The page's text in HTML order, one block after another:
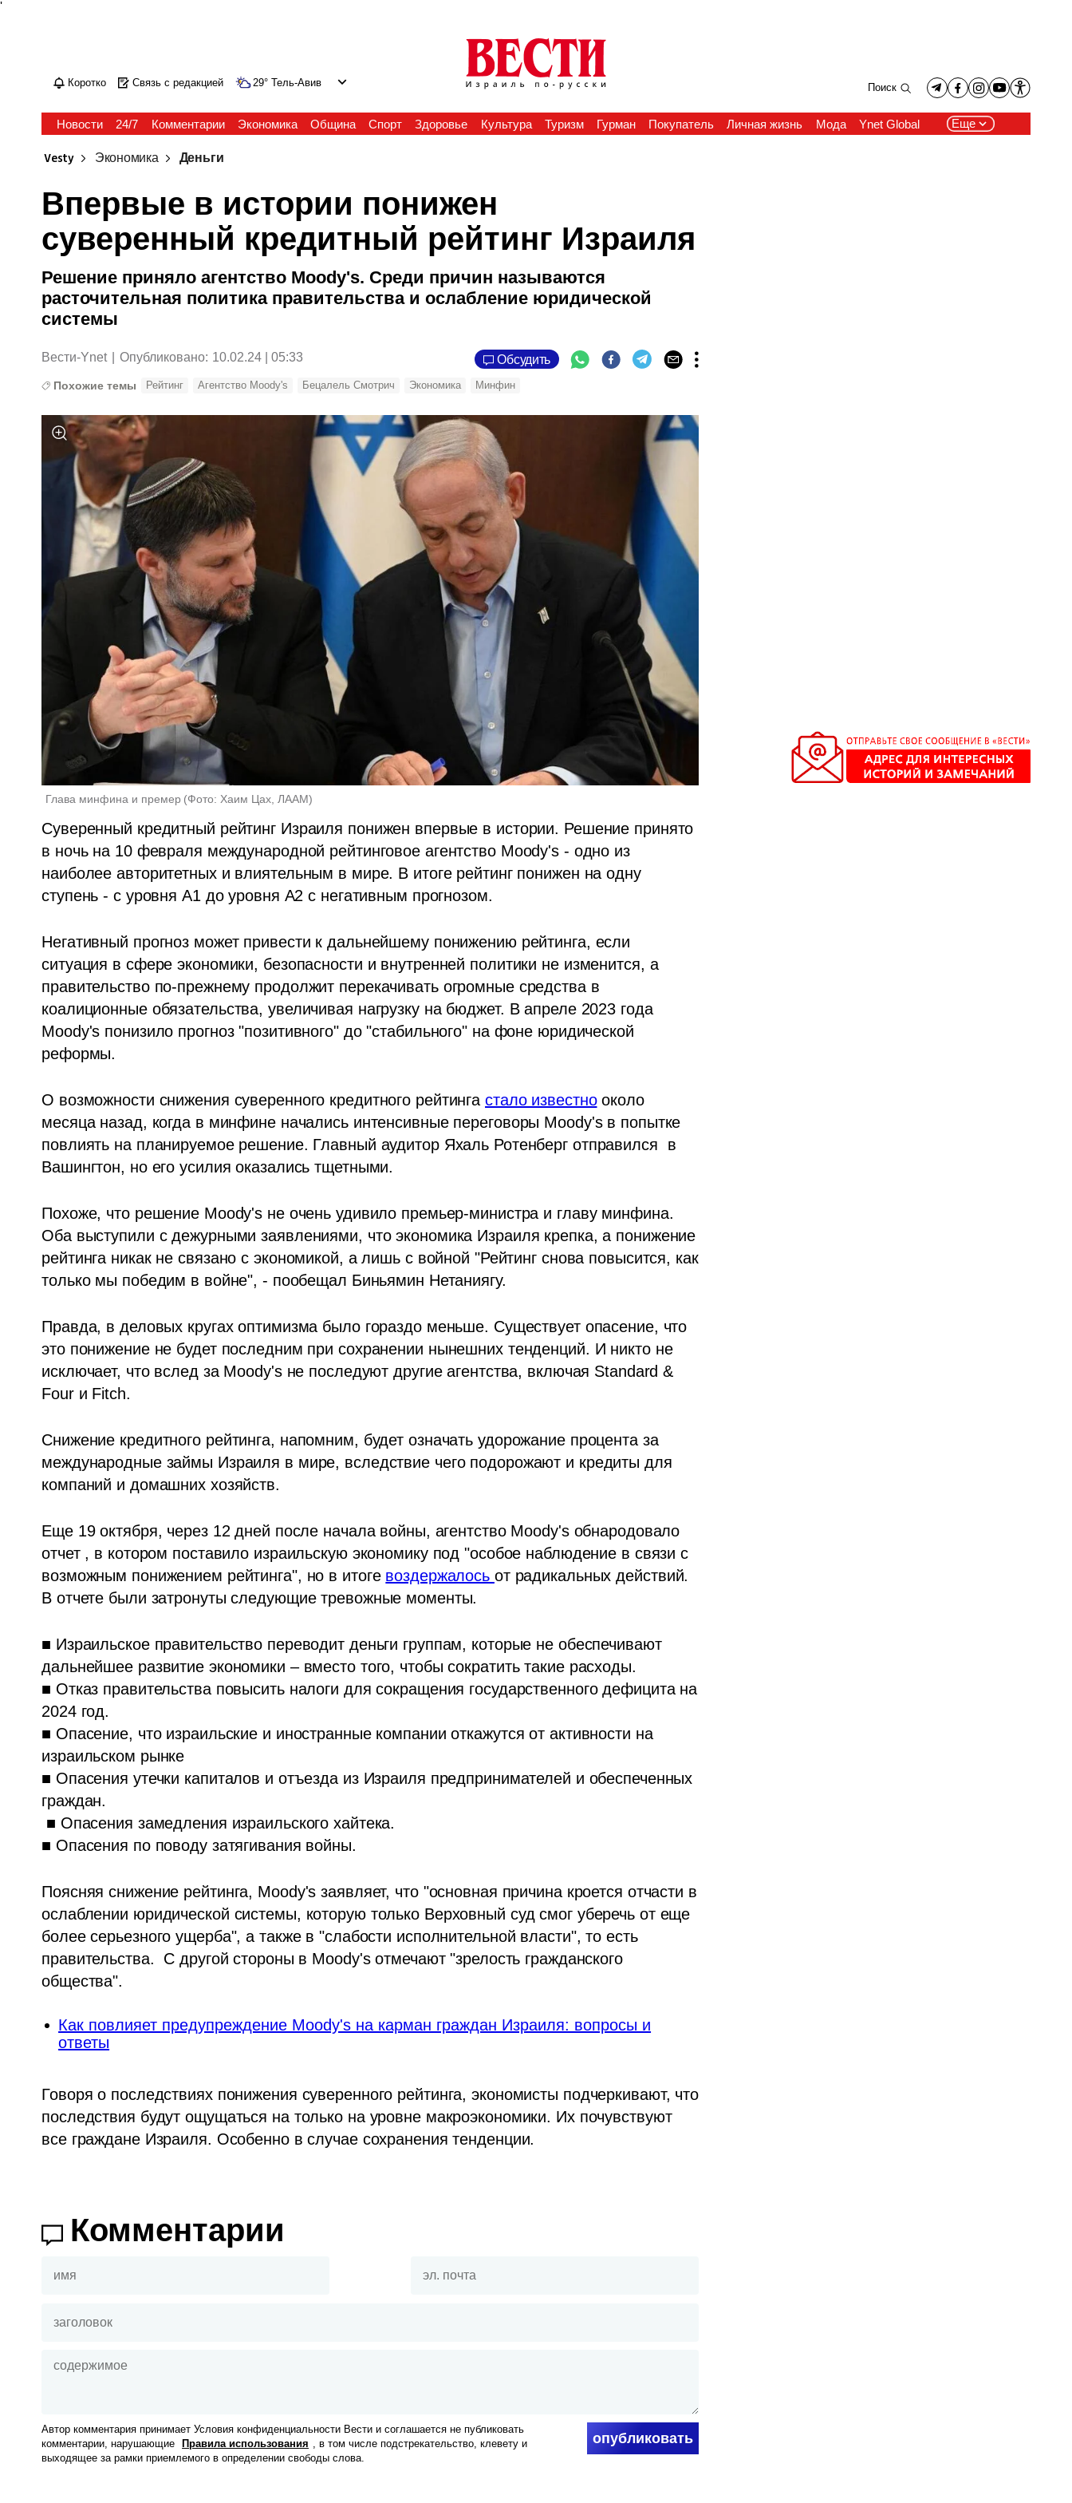
'
Коротко Связь с редакцией 29° Тель-Авив Поиск
Новости 24/7 Комментарии Экономика Община Спорт Здоровье Культура Туризм Гурман Покупатель Личная жизнь Мода Ynet Global Еще
Vesty Экономика Деньги
Впервые в истории понижен
суверенный кредитный рейтинг Израиля
Решение приняло агентство Moody's. Среди причин называются
расточительная политика правительства и ослабление юридической
системы
Вести-Ynet Опубликовано: 10.02.24 | 05:33 Обсудить
Похожие темы Рейтинг Агентство Moody's Бецалель Смотрич Экономика Минфин
Глава минфина и премер (Фото: Хаим Цах, ЛААМ)
Суверенный кредитный рейтинг Израиля понижен впервые в истории. Решение принято
в ночь на 10 февраля международной рейтинговое агентство Moody's - одно из
наиболее авторитетных и влиятельным в мире. В итоге рейтинг понижен на одну
ступень - с уровня А1 до уровня А2 с негативным прогнозом.
Негативный прогноз может привести к дальнейшему понижению рейтинга, если
ситуация в сфере экономики, безопасности и внутренней политики не изменится, а
правительство по-прежнему продолжит перекачивать огромные средства в
коалиционные обязательства, увеличивая нагрузку на бюджет. В апреле 2023 года
Moody's понизило прогноз "позитивного" до "стабильного" на фоне юридической
реформы.
О возможности снижения суверенного кредитного рейтинга стало известно около
месяца назад, когда в минфине начались интенсивные переговоры Moody's в попытке
повлиять на планируемое решение. Главный аудитор Яхаль Ротенберг отправился  в
Вашингтон, но его усилия оказались тщетными.
Похоже, что решение Moody's не очень удивило премьер-министра и главу минфина.
Оба выступили с дежурными заявлениями, что экономика Израиля крепка, а понижение
рейтинга никак не связано с экономикой, а лишь с войной "Рейтинг снова повысится, как
только мы победим в войне", - пообещал Биньямин Нетаниягу.
Правда, в деловых кругах оптимизма было гораздо меньше. Существует опасение, что
это понижение не будет последним при сохранении нынешних тенденций. И никто не
исключает, что вслед за Moody's не последуют другие агентства, включая Standard &
Four и Fitch.
Снижение кредитного рейтинга, напомним, будет означать удорожание процента за
международные займы Израиля в мире, вследствие чего подорожают и кредиты для
компаний и домашних хозяйств.
Еще 19 октября, через 12 дней после начала войны, агентство Moody's обнародовало
отчет , в котором поставило израильскую экономику под "особое наблюдение в связи с
возможным понижением рейтинга", но в итоге воздержалось от радикальных действий.
В отчете были затронуты следующие тревожные моменты.
■ Израильское правительство переводит деньги группам, которые не обеспечивают
дальнейшее развитие экономики – вместо того, чтобы сократить такие расходы.
■ Отказ правительства повысить налоги для сокращения государственного дефицита на
2024 год.
■ Опасение, что израильские и иностранные компании откажутся от активности на
израильском рынке
■ Опасения утечки капиталов и отъезда из Израиля предпринимателей и обеспеченных
граждан.
■ Опасения по поводу затягивания войны.
Поясняя снижение рейтинга, Moody's заявляет, что "основная причина кроется отчасти в
ослаблении юридической системы, которую только Верховный суд смог уберечь от еще
более серьезного ущерба", а также в "слабости исполнительной власти", то есть
правительства.  С другой стороны в Moody's отмечают "зрелость гражданского
общества".
Как повлияет предупреждение Moody's на карман граждан Израиля: вопросы и
ответы
Говоря о последствиях понижения суверенного рейтинга, экономисты подчеркивают, что
последствия будут ощущаться на только на уровне макроэкономики. Их почувствуют
все граждане Израиля. Особенно в случае сохранения тенденции.
Комментарии
Автор комментария принимает Условия конфиденциальности Вести и соглашается не публиковать
комментарии, нарушающие
Правила использования , в том числе подстрекательство, клевету и
выходящее за рамки приемлемого в определении свободы слова.
опубликовать